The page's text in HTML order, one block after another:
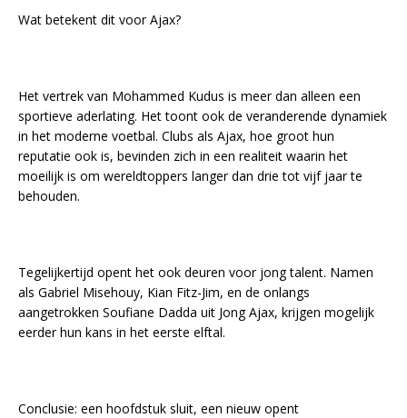
Wat betekent dit voor Ajax?
Het vertrek van Mohammed Kudus is meer dan alleen een
sportieve aderlating. Het toont ook de veranderende dynamiek
in het moderne voetbal. Clubs als Ajax, hoe groot hun
reputatie ook is, bevinden zich in een realiteit waarin het
moeilijk is om wereldtoppers langer dan drie tot vijf jaar te
behouden.
Tegelijkertijd opent het ook deuren voor jong talent. Namen
als Gabriel Misehouy, Kian Fitz-Jim, en de onlangs
aangetrokken Soufiane Dadda uit Jong Ajax, krijgen mogelijk
eerder hun kans in het eerste elftal.
Conclusie: een hoofdstuk sluit, een nieuw opent